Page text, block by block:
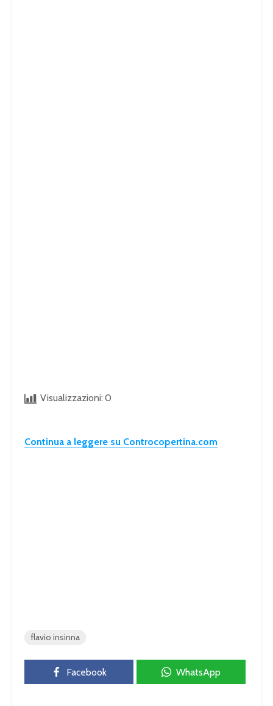
Visualizzazioni: 0
Continua a leggere su Controcopertina.com
flavio insinna
Facebook WhatsApp